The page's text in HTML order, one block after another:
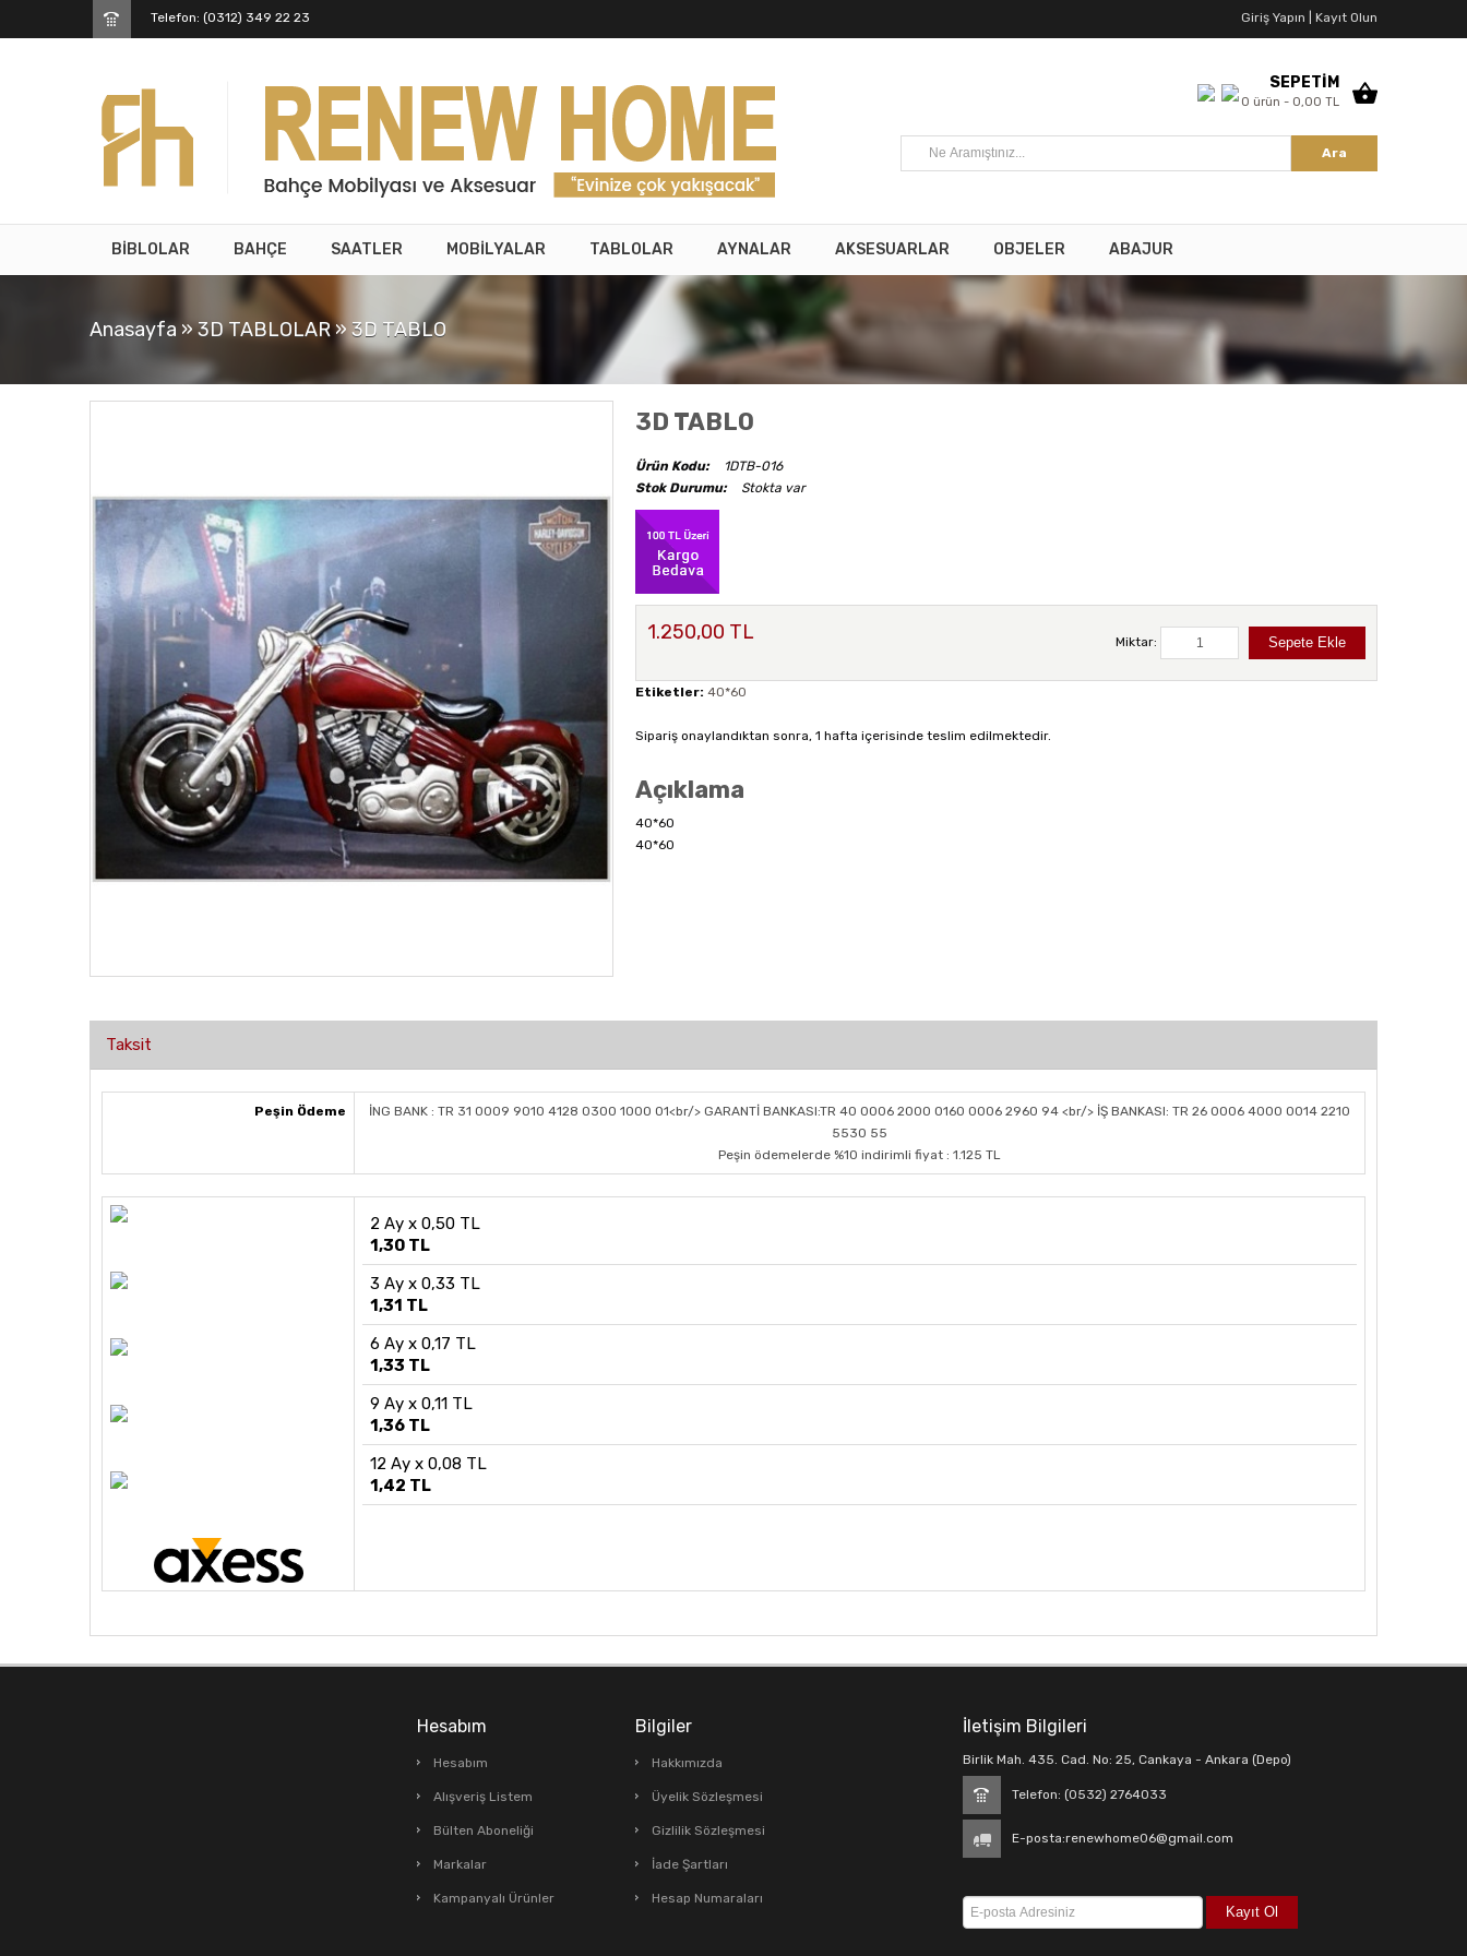
Telefon: (0312) 349 22 23 Giriş Yapın | Kayıt Olun
SEPETİM
0 ürün - 0,00 TL
Ara
BİBLOLAR BAHÇE SAATLER MOBİLYALAR TABLOLAR AYNALAR AKSESUARLAR OBJELER ABAJUR
Anasayfa »3D TABLOLAR» 3D TABLO
3D TABLO
Ürün Kodu:
1DTB-016
Stok Durumu:
Stokta var
1.250,00 TL Miktar:
Etiketler: 40*60
Sipariş onaylandıktan sonra, 1 hafta içerisinde teslim edilmektedir.
Açıklama
40*60
40*60
Taksit
Peşin Ödeme
İNG BANK : TR 31 0009 9010 4128 0300 1000 01<br/> GARANTİ BANKASI:TR 40 0006 2000 0160 0006 2960 94 <br/> İŞ BANKASI: TR 26 0006 4000 0014 2210
5530 55
Peşin ödemelerde %10 indirimli fiyat : 1.125 TL
2 Ay x 0,50 TL
1,30 TL
3 Ay x 0,33 TL
1,31 TL
6 Ay x 0,17 TL
1,33 TL
9 Ay x 0,11 TL
1,36 TL
12 Ay x 0,08 TL
1,42 TL
Hesabım
Hesabım
Alışveriş Listem
Bülten Aboneliği
Markalar
Kampanyalı Ürünler
Bilgiler
Hakkımızda
Üyelik Sözleşmesi
Gizlilik Sözleşmesi
İade Şartları
Hesap Numaraları
İletişim Bilgileri
Birlik Mah. 435. Cad. No: 25, Cankaya - Ankara (Depo)
Telefon: (0532) 2764033
E-posta:renewhome06@gmail.com